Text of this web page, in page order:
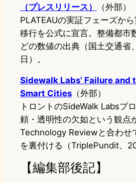
（プレスリリース）
（外部）
PLATEAUの実証フェーズか
移行を公式に宣言。整備都市
どの数値の出典（国土交通省
日）。
Sidewalk Labs’ Failure and
Smart Cities （外部）
トロントのSideWalk Labsプ
頼・透明性の欠如という観点
Technology Reviewと合わせ
を裏付ける（TriplePundit、
【編集部後記】